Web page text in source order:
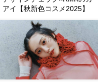
アイ【秋新色コスメ2025】